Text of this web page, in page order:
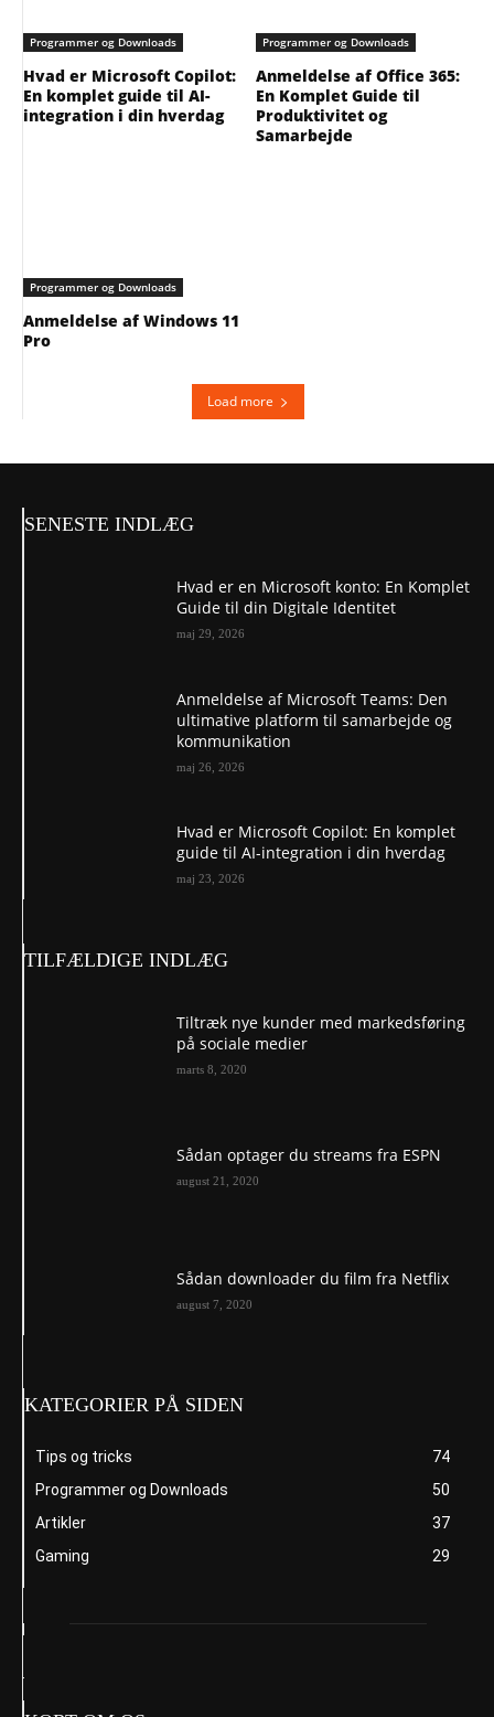
Programmer og Downloads
Hvad er Microsoft Copilot:
En komplet guide til AI-
integration i din hverdag
Programmer og Downloads
Anmeldelse af Office 365:
En Komplet Guide til
Produktivitet og
Samarbejde
Programmer og Downloads
Anmeldelse af Windows 11
Pro
Load more
SENESTE INDLÆG
Hvad er en Microsoft konto: En Komplet
Guide til din Digitale Identitet
maj 29, 2026
Anmeldelse af Microsoft Teams: Den
ultimative platform til samarbejde og
kommunikation
maj 26, 2026
Hvad er Microsoft Copilot: En komplet
guide til AI-integration i din hverdag
maj 23, 2026
TILFÆLDIGE INDLÆG
Tiltræk nye kunder med markedsføring
på sociale medier
marts 8, 2020
Sådan optager du streams fra ESPN
august 21, 2020
Sådan downloader du film fra Netflix
august 7, 2020
KATEGORIER PÅ SIDEN
Tips og tricks
74
Programmer og Downloads
50
Artikler
37
Gaming
29